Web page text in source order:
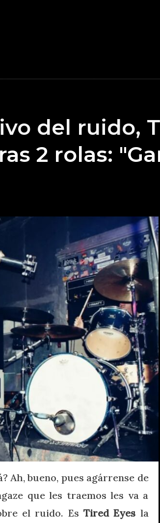
del ruido,
2 rolas:
Ah, bueno, pues agárrense de
que les traemos les va a
el ruido. Es Tired Eyes la